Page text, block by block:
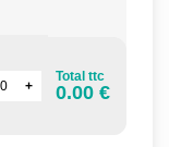
Total ttc
0.00 €